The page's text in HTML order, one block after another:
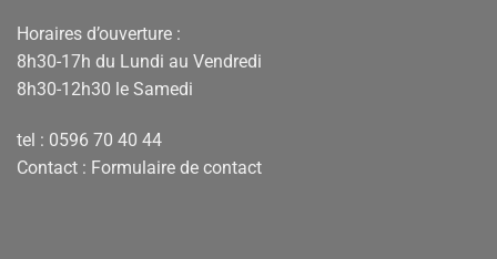
Horaires d’ouverture :
8h30-17h du Lundi au Vendredi
8h30-12h30 le Samedi
tel : 0596 70 40 44
Contact : Formulaire de contact